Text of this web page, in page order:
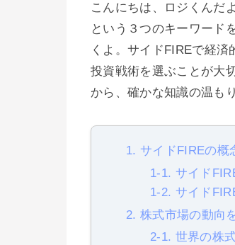
こんにちは、ロジくんだ
という３つのキーワード
くよ。サイドFIREで経
投資戦術を選ぶことが大
から、確かな知識の温も
1. サイドFIREの概
1-1. サイド
1-2. サイド
2. 株式市場の動向
2-1. 世界の株